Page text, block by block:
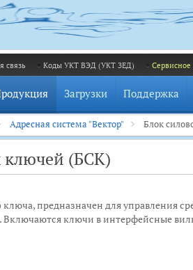
связь Коды УКТ ВЭД (УКТ ЗЕД)
Загрузки Поддержка
Адресная система "Вектор" Блок
ключей (БСК)
ключа, предназначен для управления
Включаются ключи в интерфейсные